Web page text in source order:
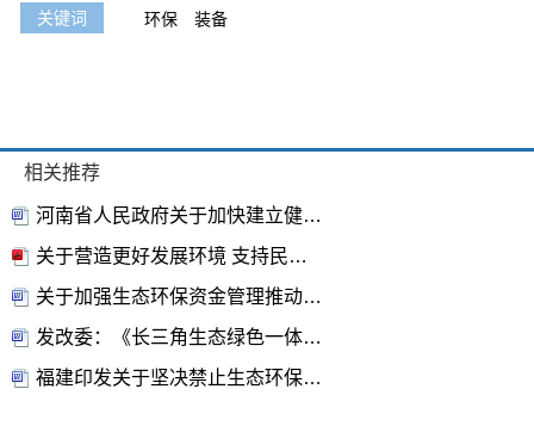
关键词 环保 装备
相关推荐
河南省人民政府关于加快建立健全绿色低碳循环发展经济体系的实施意见
关于营造更好发展环境 支持民营节能环保企业健康发展的实施意见
关于加强生态环保资金管理推动建立项目储备制度的通知
发改委：《长三角生态绿色一体化发展示范区总体方案》
福建印发关于坚决禁止生态环保“一刀切”的通知